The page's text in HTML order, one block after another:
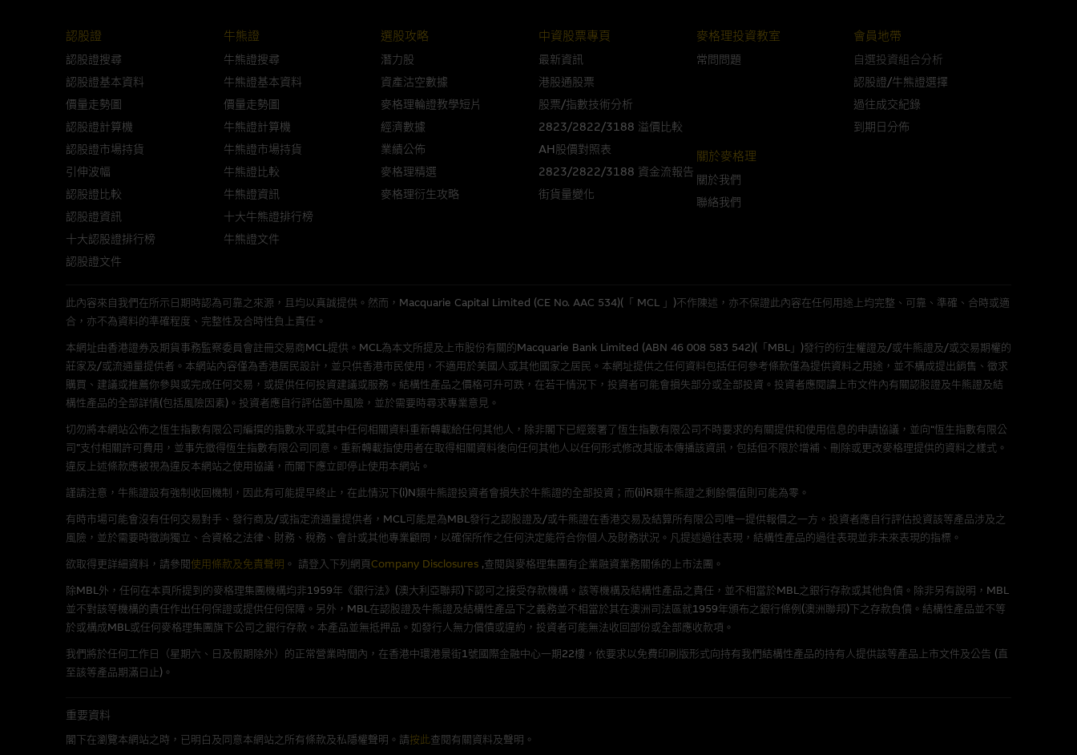
與結構性產品有關的風險
來表現。產品的第二市場可能有限而麥格理資本股份有限公司可能是唯一報價方。閣下應閱讀載于
之上市文件以瞭解結構
性產品的詳情及自行評估箇中風險。如有需要，請徵詢獨立之專業意見。牛熊證備有強制贖回機制可能被提早終止，届時(i) N類牛熊證投資者會
損失全部投資；而(ii)R類牛熊證之剩餘價值則可能為零。
網站連結
本網站或載有連接非由麥格理集團管理的網站的連結。此等連結純為方便閣下取得更多關於市場上相關產品及機構的資訊。麥格理集團對此等網
站的內容及所介紹的產品或服務，均無任何操控權，因此對此等網站的內容及所介紹服務或產品是否準確或合適，不作任何聲明。麥格理集團建
議閣下自行向本網站述及或連接的第三者查詢。此外，載有第三者網站的連結，不應視為該第三者推介本網站。
部分可經本網站連結下載的軟件程式屬於第三者的產品。閣下使用此等屬於第三者的軟件，須自負全責。此等軟件的使用，可能受軟件持有人訂
出的使用條款約束。
不作任何聲明，也不提供任何保證，特別是在法律容許的所有範圍內，概不負責經由本網站使用或下載任何軟件(不論是否屬於第三者)而出現電腦
病毒或任何其他後果所導致的任何損失(包括但不限於數據遺失、業務運作受干擾及盈利虧損)。
就有關MBL每次發行之認股證及/或牛熊證而言，認股證及/或牛熊證之條款及條件以及發行商的財務與其他資料已載列於基本上市文件及相關之
版權及商標
麥格理集團為本網站內容的版權持有人或獲准使用者。除非瀏覽內容所需或為法律容許，閣下在獲得麥格理集團的書面同意前，不可複製、改
編、上載、連結、組幀、廣播、發放或以任何其他形式傳遞本網站的內容。
公開利益
認股證
認股證搜尋
認股證基本資料
價量走勢圖
認股證計算機
認股證市場持貨
引伸波幅
認股證比較
認股證資訊
十大認股證排行榜
認股證文件
牛熊證
牛熊證搜尋
牛熊證基本資料
價量走勢圖
牛熊證計算機
牛熊證市場持貨
牛熊證比較
牛熊證資訊
十大牛熊證排行榜
牛熊證文件
選股攻略
潛力股
資產沽空數據
麥格理輪證教學短片
經濟數據
業績公佈
麥格理精選
麥格理衍生攻略
中資股票專頁
最新資訊
港股通股票
股票/指數技術分析
2823/2822/3188 溢價比較
AH股價對照表
2823/2822/3188 資金流報告
街貨量變化
麥格理投資教室
常問問題
會員地帶
自選投資組合分析
認股證/牛熊證選擇
過往成交紀錄
到期日分佈
關於麥格理
關於我們
聯絡我們
此內容來自我們在所示日期時認為可靠之來源，且均以真誠提供。然而，Macquarie Capital Limited (CE No. AAC 534)(「 MCL 」)不作陳述，亦不保證此內容在任何用途上均完整、可靠、準確、合時或適
合，亦不為資料的準確程度、完整性及合時性負上責任。
本網址由香港證券及期貨事務監察委員會註冊交易商MCL提供。MCL為本文所提及上市股份有關的Macquarie Bank Limited (ABN 46 008 583 542)(「MBL」)發行的衍生權證及/或牛熊證及/或交易期權的
莊家及/或流通量提供者。本網站內容僅為香港居民設計，並只供香港市民使用，不適用於美國人或其他國家之居民。本網址提供之任何資料包括任何參考條款僅為提供資料之用途，並不構成提出銷售、徵求
購買、建議或推薦你參與或完成任何交易，或提供任何投資建議或服務。結構性產品之價格可升可跌，在若干情況下，投資者可能會損失部分或全部投資。投資者應閱讀上市文件內有關認股證及牛熊證及結
構性產品的全部詳情(包括風險因素)。投資者應自行評估箇中風險，並於需要時尋求專業意見。
切勿將本網站公佈之恆生指數有限公司編撰的指數水平或其中任何相關資料重新轉載給任何其他人，除非閣下已經簽署了恆生指數有限公司不時要求的有關提供和使用信息的申請協議，並向“恆生指數有限公
司”支付相關許可費用，並事先徵得恆生指數有限公司同意。重新轉載指使用者在取得相關資料後向任何其他人以任何形式修改其版本傳播該資訊，包括但不限於增補、刪除或更改麥格理提供的資料之樣式。
違反上述條款應被視為違反本網站之使用協議，而閣下應立即停止使用本網站。
謹請注意，牛熊證設有強制收回機制，因此有可能提早終止，在此情況下(i)N類牛熊證投資者會損失於牛熊證的全部投資；而(ii)R類牛熊證之剩餘價值則可能為零。
有時市場可能會沒有任何交易對手、發行商及/或指定流通量提供者，MCL可能是為MBL發行之認股證及/或牛熊證在香港交易及結算所有限公司唯一提供報價之一方。投資者應自行評估投資該等產品涉及之
風險，並於需要時徵詢獨立、合資格之法律、財務、稅務、會計或其他專業顧問，以確保所作之任何決定能符合你個人及財務狀況。凡提述過往表現，結構性產品的過往表現並非未來表現的指標。
欲取得更詳細資料，請參閱使用條款及免責聲明 。 請登入下列網頁Company Disclosures ,查閱與麥格理集團有企業融資業務關係的上市法團。
除MBL外，任何在本頁所提到的麥格理集團機構均非1959年《銀行法》(澳大利亞聯邦)下認可之接受存款機構。該等機構及結構性產品之責任，並不相當於MBL之銀行存款或其他負債。除非另有說明，MBL
並不對該等機構的責任作出任何保證或提供任何保障。另外，MBL在認股證及牛熊證及結構性產品下之義務並不相當於其在澳洲司法區就1959年頒布之銀行條例(澳洲聯邦)下之存款負債。結構性產品並不等
於或構成MBL或任何麥格理集團旗下公司之銀行存款。本產品並無抵押品。如發行人無力償債或違約，投資者可能無法收回部份或全部應收款項。
我們將於任何工作日（星期六、日及假期除外）的正常營業時間內，在香港中環港景街1號國際金融中心一期22樓，依要求以免費印刷版形式向持有我們結構性產品的持有人提供該等產品上市文件及公告 (直
至該等產品期滿日止)。
重要資料
閣下在瀏覽本網站之時，已明白及同意本網站之所有條款及私隱權聲明。請按此查閱有關資料及聲明。